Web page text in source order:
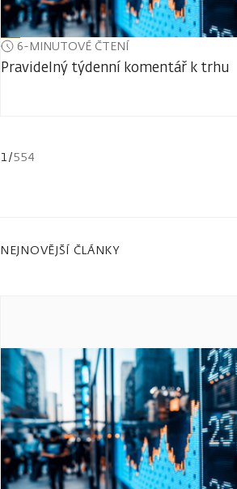
6-MINUTOVÉ ČTENÍ
Pravidelný týdenní komentář k trhu
1/554
NEJNOVĚJŠÍ ČLÁNKY